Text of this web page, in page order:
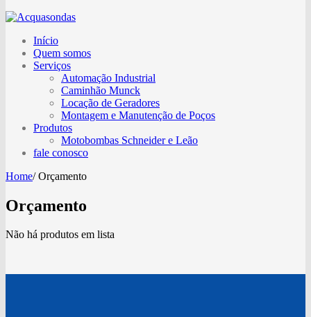
Início
Quem somos
Serviços
Automação Industrial
Caminhão Munck
Locação de Geradores
Montagem e Manutenção de Poços
Produtos
Motobombas Schneider e Leão
fale conosco
Home/Orçamento
Orçamento
Não há produtos em lista